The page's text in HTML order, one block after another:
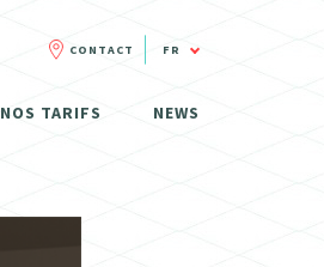
NOS TARIFS NEWS
CONTACT FR